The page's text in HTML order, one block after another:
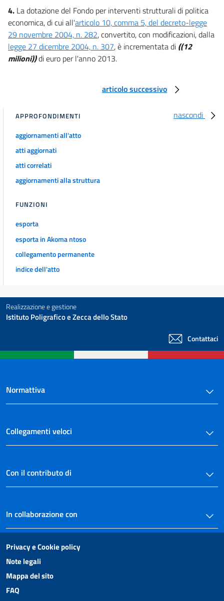
37 bis
38
39
4. La dotazione del Fondo per interventi strutturali di politica
economica, di cui all'articolo 10, comma 5, del decreto-legge
29 novembre 2004, n. 282, convertito, con modificazioni, dalla
legge 27 dicembre 2004, n. 307, è incrementata di ((12
milioni))di euro per l'anno 2013.
articolo successivo
nascondi
APPROFONDIMENTI
aggiornamenti all'atto
atti aggiornati
atti correlati
aggiornamenti alla struttura
FUNZIONI
esporta
esporta in Akoma ntoso
collegamento permanente
indice dell'atto
Realizzazione e gestione
Istituto Poligrafico e Zecca dello Stato
Contattaci
Normattiva
Collegamenti veloci
Con il contributo di
In collaborazione con
Privacy e Cookie policy
Note legali
Mappa del sito
FAQ